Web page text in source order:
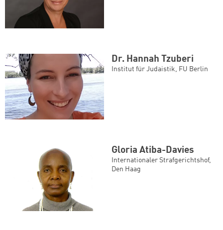
Dr. Hannah Tzuberi
Institut für Judaistik, FU Berlin
Gloria Atiba-Davies
Internationaler Strafgerichtshof,
Den Haag